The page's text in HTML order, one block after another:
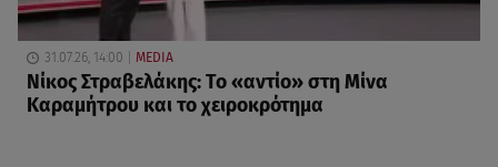
31.07.26, 14:00 MEDIA
Νίκος Στραβελάκης: Το «αντίο» στη Μίνα
Καραμήτρου και το χειροκρότημα